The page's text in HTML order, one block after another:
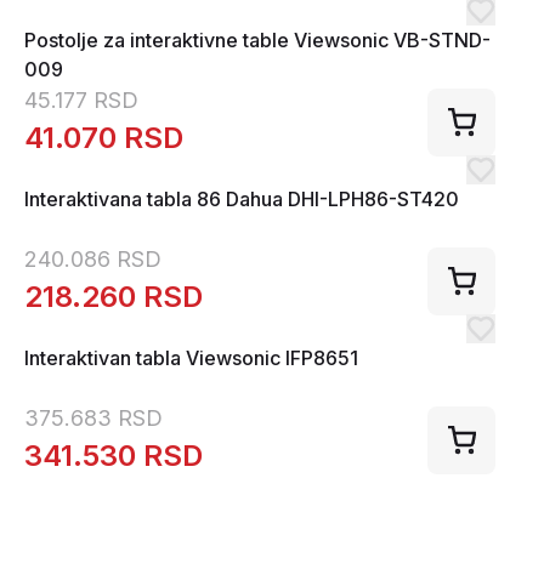
Postolje za interaktivne table Viewsonic VB-STND-
009
45.177 RSD
41.070 RSD
Interaktivana tabla 86 Dahua DHI-LPH86-ST420
240.086 RSD
218.260 RSD
Interaktivan tabla Viewsonic IFP8651
375.683 RSD
341.530 RSD